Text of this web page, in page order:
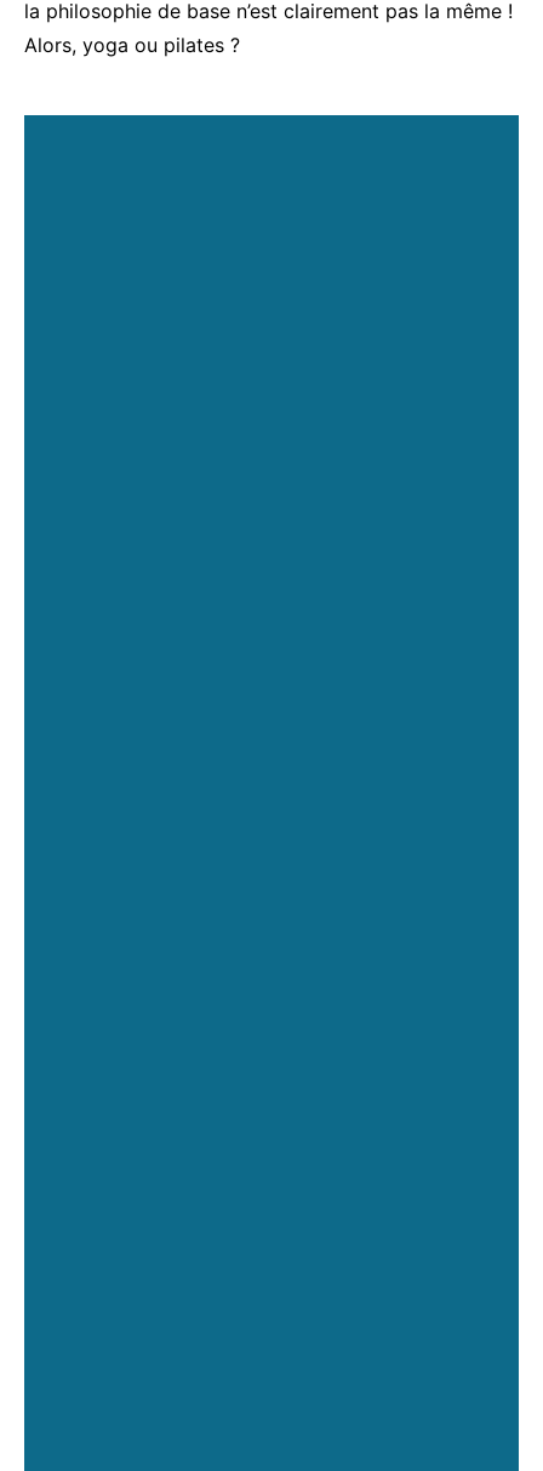
la philosophie de base n’est clairement pas la même !
Alors, yoga ou pilates ?